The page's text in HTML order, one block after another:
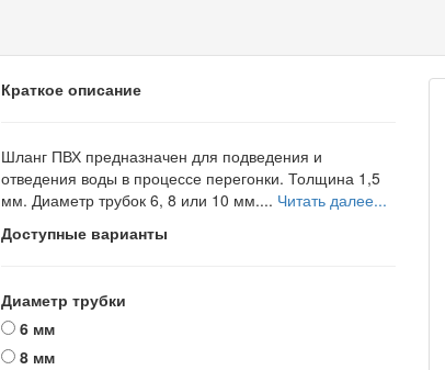
Краткое описание
Шланг ПВХ предназначен для подведения и
отведения воды в процессе перегонки. Толщина 1,5
мм. Диаметр трубок 6, 8 или 10 мм.... Читать далее...
Доступные варианты
Диаметр трубки
6 мм
8 мм